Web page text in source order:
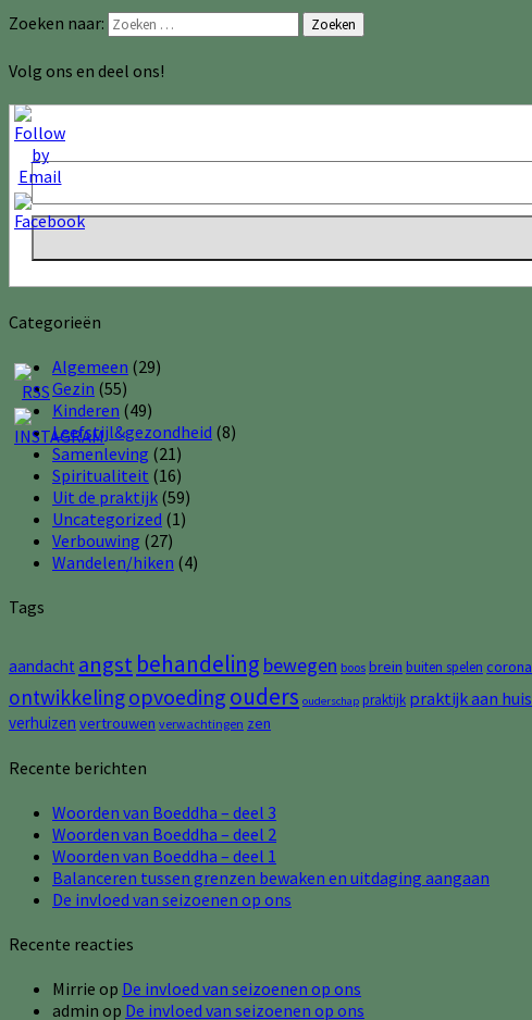
Zoeken naar: Zoeken
Volg ons en deel ons!
Categorieën
Algemeen (29)
Gezin (55)
Kinderen (49)
Leefstijl&gezondheid (8)
Samenleving (21)
Spiritualiteit (16)
Uit de praktijk (59)
Uncategorized (1)
Verbouwing (27)
Wandelen/hiken (4)
Tags
aandacht angst behandeling bewegen boos brein buiten spelen corona
ontwikkelingopvoeding ouders ouderschap praktijk praktijk aan huis
verhuizen vertrouwen verwachtingen zen
Recente berichten
Woorden van Boeddha – deel 3
Woorden van Boeddha – deel 2
Woorden van Boeddha – deel 1
Balanceren tussen grenzen bewaken en uitdaging aangaan
De invloed van seizoenen op ons
Recente reacties
Mirrie op De invloed van seizoenen op ons
admin op De invloed van seizoenen op ons